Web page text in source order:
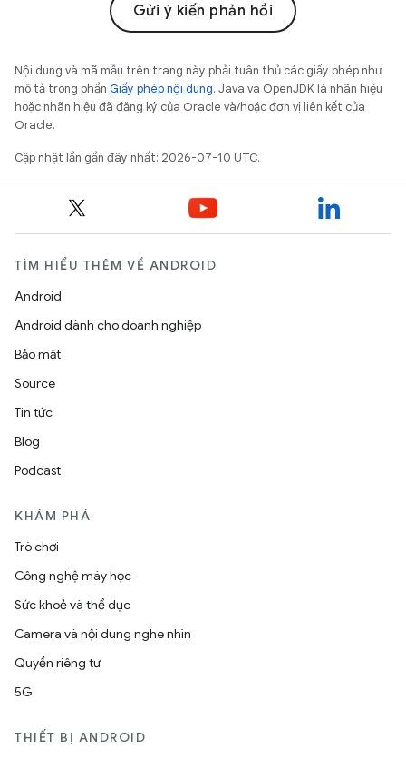
Gửi ý kiến phản hồi
Nội dung và mã mẫu trên trang này phải tuân thủ các giấy phép như
mô tả trong phần Giấy phép nội dung. Java và OpenJDK là nhãn hiệu
hoặc nhãn hiệu đã đăng ký của Oracle và/hoặc đơn vị liên kết của
Oracle.
Cập nhật lần gần đây nhất: 2026-07-10 UTC.
TÌM HIỂU THÊM VỀ ANDROID
Android
Android dành cho doanh nghiệp
Bảo mật
Source
Tin tức
Blog
Podcast
KHÁM PHÁ
Trò chơi
Công nghệ máy học
Sức khoẻ và thể dục
Camera và nội dung nghe nhìn
Quyền riêng tư
5G
THIẾT BỊ ANDROID